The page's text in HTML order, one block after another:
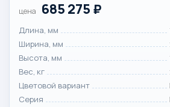
цена 685 275 ₽
Длина, мм
Ширина, мм
Высота, мм
Вес, кг
Цветовой вариант
Серия